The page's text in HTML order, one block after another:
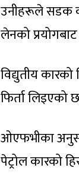
उनीहरूले सडक
लेनको
विद्युतीय
फिर्ता लिइएको
ओएफभीका
पेट्रोल कारको